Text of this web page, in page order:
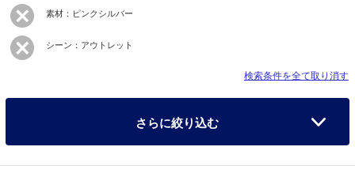
素材：ピンクシルバー
シーン：アウトレット
検索条件を全て取り消す
さらに絞り込む